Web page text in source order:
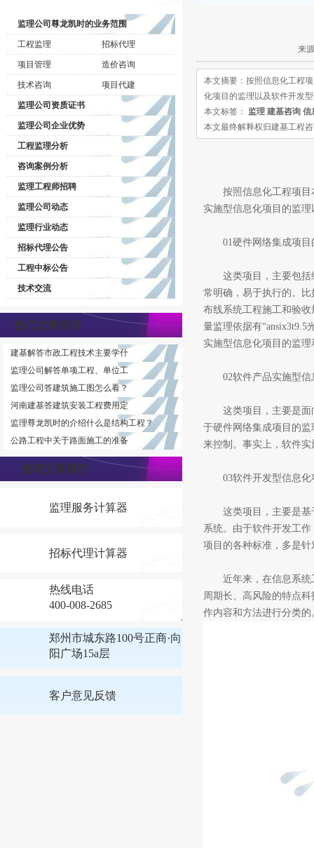
监理公司尊龙凯时的业务范围
工程监理 招标代理
项目管理 造价咨询
技术咨询 项目代建
监理公司资质证书
监理公司企业优势
工程监理分析
咨询案例分析
监理工程师招聘
监理公司动态
监理行业动态
招标代理公告
工程中标公告
技术交流
热门文章排行
建基解答市政工程技术主要学什
监理公司解答单项工程、单位工
监理公司答建筑施工图怎么看？
河南建基答建筑安装工程费用定
监理尊龙凯时的介绍什么是结构工程？
公路工程中关于路面施工的准备
推荐文章排行
监理服务计算器
招标代理计算器
热线电话
400-008-2685
郑州市城东路100号正商·向
阳广场15a层
客户意见反馈
来
本文摘要：按照信息化工程
化项目的监理以及软件开发
本文标签： 监理 建基咨询 信
本文最终解释权归建基工程咨
按照信息化工程项目本
实施型信息化项目的监
01硬件网络集成项目
这类项目，主要包括综
常明确，易于执行的。比
布线系统工程施工和验收
量监理依据有
实施型信息化项目的监
02软件产品实施型信
这类项目，主要是面向
于硬件网络集成项目的
来控制。事实上，软件
03软件开发型信息化
这类项目，主要是基于
系统。由于软件开发工
项目的各种标准，多是
近年来，在信息系统工
周期长、高风险的特点
作内容和方法进行分类的